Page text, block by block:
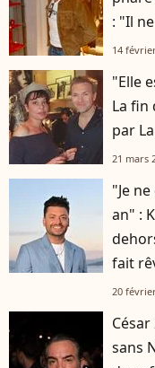
: "Il
14
"Elle
La fin
par
21 mars
"Je
an" :
fait
20
sans